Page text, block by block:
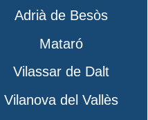
Adrià de Besòs
Mataró
Vilassar de Dalt
Vilanova del Vallès